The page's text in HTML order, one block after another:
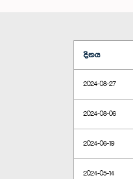
දිනය
2024-08-27
2024-08-06
2024-06-19
2024-05-14